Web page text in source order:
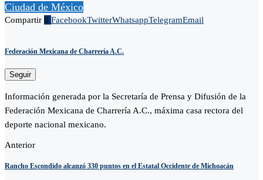
Ciudad de México
Compartir 0 FacebookTwitterWhatsappTelegramEmail
Federación Mexicana de Charrería A.C.
Seguir
Información generada por la Secretaría de Prensa y Difusión de la
Federación Mexicana de Charrería A.C., máxima casa rectora del
deporte nacional mexicano.
Anterior
Rancho Escondido alcanzó 330 puntos en el Estatal Occidente de Michoacán